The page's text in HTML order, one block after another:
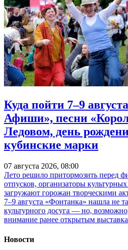
Куда пойти 7–9
Афиши», песни
Ледовом, день
кубинские марки
07 августа 2026, 08:00
Лето решило притормозить перед
отпусков, организаторы
загружают горожан творческими
7–9 августа «Фонтанка» нашла не
культурного досуга — но,
внимание ранее открытым
Новости